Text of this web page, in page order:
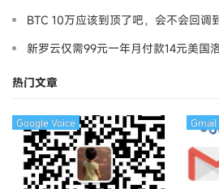
BTC 10万应该到顶了吧，会不会回
新罗云仅需99元一年月付款14元美国
热门文章
Google Voice Gmail